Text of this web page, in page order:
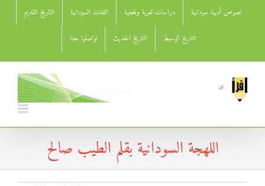
نصوص أدبية سودانية دراسات لغوية ولهجية اللغات السودانية التاريخ القديم
التاريخ الوسيط التاريخ الحديث تواصلوا معنا
اللهجة السودانية بقلم الطيب صالح